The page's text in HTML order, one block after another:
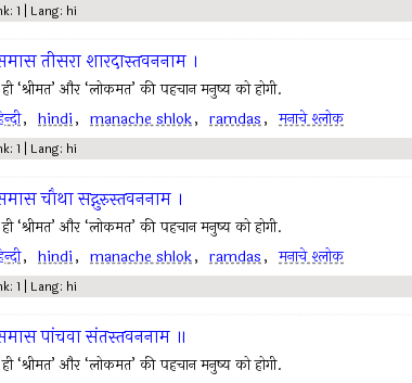
1 | Lang: hi
तीसरा शारदास्तवननाम ।
‘श्रीमत’ और ‘लोकमत’ की पहचान मनुष्य को होगी.
, hindi, manache shlok, ramdas, मनाचे श्लोक
1 | Lang: hi
चौथा सद्गुरुस्तवननाम ।
‘श्रीमत’ और ‘लोकमत’ की पहचान मनुष्य को होगी.
, hindi, manache shlok, ramdas, मनाचे श्लोक
1 | Lang: hi
पांचवा संतस्तवननाम ॥
‘श्रीमत’ और ‘लोकमत’ की पहचान मनुष्य को होगी.